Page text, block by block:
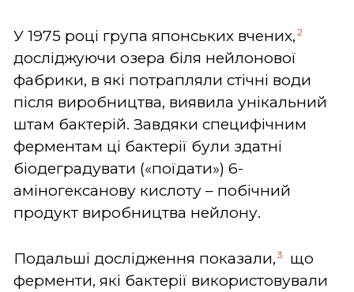
У 1975 році група японських вчених, 2
досліджуючи озера біля нейлонової
фабрики, в які потрапляли стічні води
після виробництва, виявила унікальний
штам бактерій. Завдяки специфічним
ферментам ці бактерії були здатні
біодеградувати («поїдати») 6-
аміногексанову кислоту – побічний
продукт виробництва нейлону.
Подальші дослідження показали, 3
що
ферменти, які бактерії використовували